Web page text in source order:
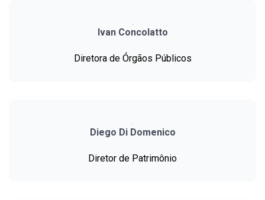
Ivan Concolatto
Diretora de Órgãos Públicos
Diego Di Domenico
Diretor de Patrimônio